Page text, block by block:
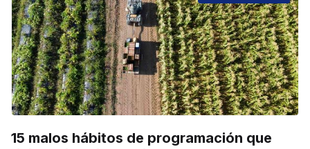
15 malos hábitos de programación que